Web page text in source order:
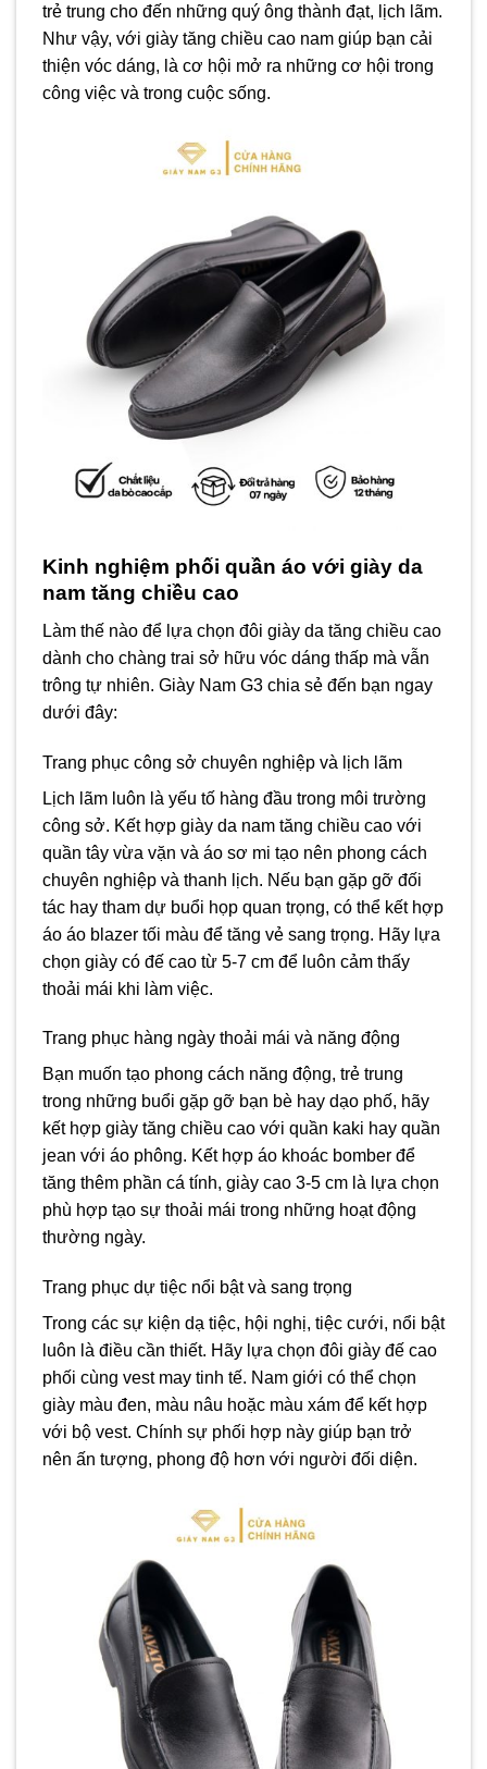
trẻ trung cho đến những quý ông thành đạt, lịch lãm.
Như vậy, với giày tăng chiều cao nam giúp bạn cải
thiện vóc dáng, là cơ hội mở ra những cơ hội trong
công việc và trong cuộc sống.
Kinh nghiệm phối quần áo với giày da
nam tăng chiều cao
Làm thế nào để lựa chọn đôi giày da tăng chiều cao
dành cho chàng trai sở hữu vóc dáng thấp mà vẫn
trông tự nhiên. Giày Nam G3 chia sẻ đến bạn ngay
dưới đây:
Trang phục công sở chuyên nghiệp và lịch lãm
Lịch lãm luôn là yếu tố hàng đầu trong môi trường
công sở. Kết hợp giày da nam tăng chiều cao với
quần tây vừa vặn và áo sơ mi tạo nên phong cách
chuyên nghiệp và thanh lịch. Nếu bạn gặp gỡ đối
tác hay tham dự buổi họp quan trọng, có thể kết hợp
áo áo blazer tối màu để tăng vẻ sang trọng. Hãy lựa
chọn giày có đế cao từ 5-7 cm để luôn cảm thấy
thoải mái khi làm việc.
Trang phục hàng ngày thoải mái và năng động
Bạn muốn tạo phong cách năng động, trẻ trung
trong những buổi gặp gỡ bạn bè hay dạo phố, hãy
kết hợp giày tăng chiều cao với quần kaki hay quần
jean với áo phông. Kết hợp áo khoác bomber để
tăng thêm phần cá tính, giày cao 3-5 cm là lựa chọn
phù hợp tạo sự thoải mái trong những hoạt động
thường ngày.
Trang phục dự tiệc nổi bật và sang trọng
Trong các sự kiện dạ tiệc, hội nghị, tiệc cưới, nổi bật
luôn là điều cần thiết. Hãy lựa chọn đôi giày đế cao
phối cùng vest may tinh tế. Nam giới có thể chọn
giày màu đen, màu nâu hoặc màu xám để kết hợp
với bộ vest. Chính sự phối hợp này giúp bạn trở
nên ấn tượng, phong độ hơn với người đối diện.